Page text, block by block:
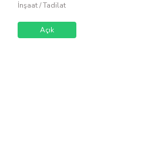
İnşaat / Tadilat
Açık